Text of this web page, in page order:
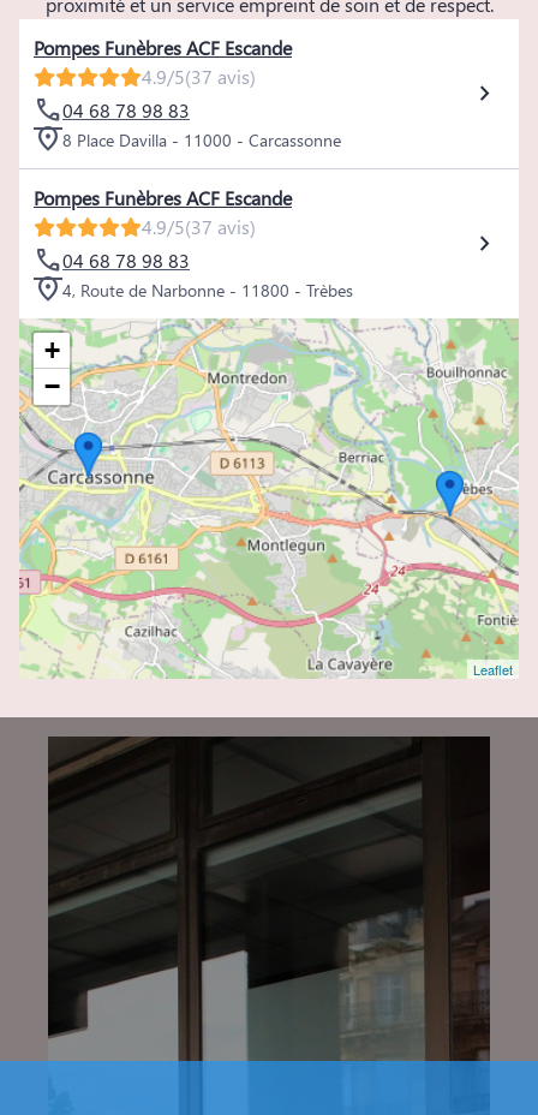
Pompes Funèbres ACF Escande
4.9/5(37 avis)
04 68 78 98 83
8 Place Davilla - 11000 - Carcassonne
Pompes Funèbres ACF Escande
4.9/5(37 avis)
04 68 78 98 83
4, Route de Narbonne - 11800 - Trèbes
+
−
Leaflet